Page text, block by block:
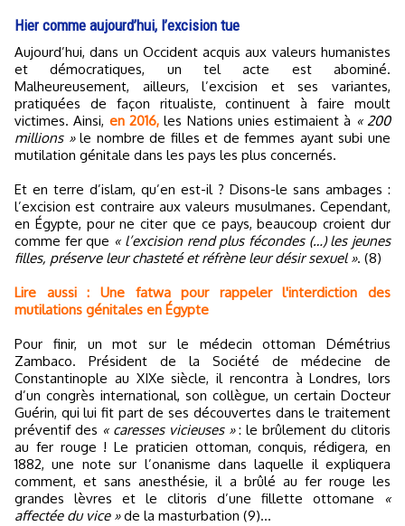
Hier comme aujourd’hui, l’excision tue
Aujourd’hui, dans un Occident acquis aux valeurs humanistes
et démocratiques, un tel acte est abominé.
Malheureusement, ailleurs, l’excision et ses variantes,
pratiquées de façon ritualiste, continuent à faire moult
victimes. Ainsi, en 2016,les Nations unies estimaient à « 200
millions »le nombre de filles et de femmes ayant subi une
mutilation génitale dans les pays les plus concernés.
Et en terre d’islam, qu’en est-il ? Disons-le sans ambages :
l’excision est contraire aux valeurs musulmanes. Cependant,
en Égypte, pour ne citer que ce pays, beaucoup croient dur
comme fer que « l’excision rend plus fécondes (…) les jeunes
filles, préserve leur chasteté et réfrène leur désir sexuel ». (8)
Lire aussi : Une fatwa pour rappeler l'interdiction des
mutilations génitales en Égypte
Pour finir, un mot sur le médecin ottoman Démétrius
Zambaco. Président de la Société de médecine de
Constantinople au XIXe siècle, il rencontra à Londres, lors
d’un congrès international, son collègue, un certain Docteur
Guérin, qui lui fit part de ses découvertes dans le traitement
préventif des « caresses vicieuses »: le brûlement du clitoris
au fer rouge ! Le praticien ottoman, conquis, rédigera, en
1882, une note sur l’onanisme dans laquelle il expliquera
comment, et sans anesthésie, il a brûlé au fer rouge les
grandes lèvres et le clitoris d’une fillette ottomane
«
affectée du vice »de la masturbation (9)…